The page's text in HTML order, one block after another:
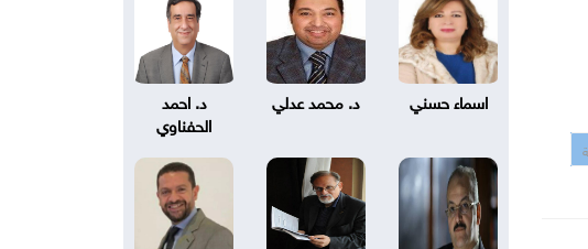
اسماء حسني د. محمد عدلي
د. احمد
الحفناوي